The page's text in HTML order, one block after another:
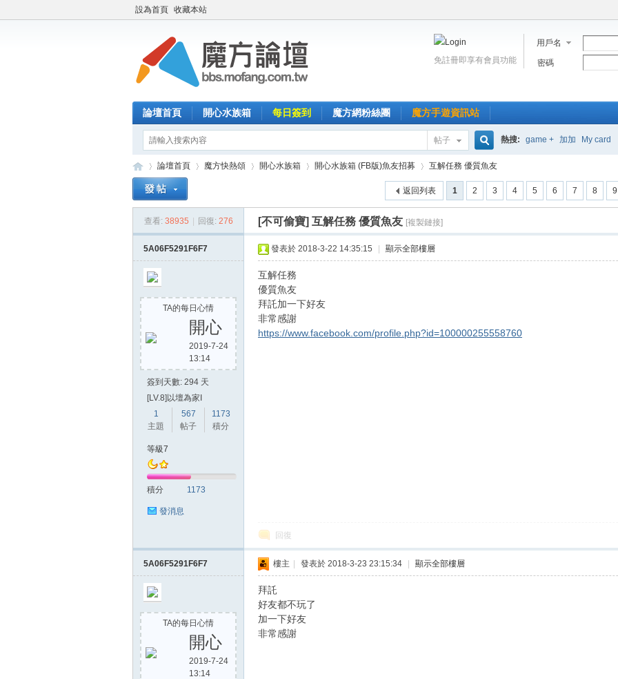
設為首頁 收藏本站
用戶名
密碼
免註冊即享有會員功能
論壇首頁 開心水族箱 每日簽到 魔方網粉絲團 魔方手遊資訊站
帖子
搜
熱搜: game + 加加 My card
方
»
論壇首頁 魔方快熱頌 開心水族箱
›
開心水族箱 (FB版)魚友招募
›
互解任務 優質魚友
1 2 3 4 5 6 7 8 9
返回列表
查看: 38935 回復: 276 [不可偷寶] 互解任務 優質魚友 [複製鏈接]
5A06F5291F6F7
TA的每日心情
開心
2019-7-24
13:14
簽到天數: 294 天
[LV.8]以壇為家I
1
主題
567
帖子
1173
積分
等級7
積分 1173
發消息
發表於 2018-3-22 14:35:15 顯示全部樓層
互解任務
優質魚友
拜託加一下好友
非常感謝
https://www.facebook.com/profile.php?id=100000255558760
回復
5A06F5291F6F7
TA的每日心情
開心
2019-7-24
13:14
樓主 發表於 2018-3-23 23:15:34 顯示全部樓層
拜託
好友都不玩了
加一下好友
非常感謝